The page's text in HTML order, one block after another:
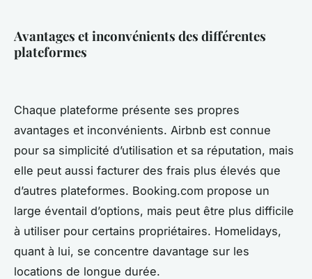
Avantages et inconvénients des différentes
plateformes
Chaque plateforme présente ses propres
avantages et inconvénients. Airbnb est connue
pour sa simplicité d’utilisation et sa réputation, mais
elle peut aussi facturer des frais plus élevés que
d’autres plateformes. Booking.com propose un
large éventail d’options, mais peut être plus difficile
à utiliser pour certains propriétaires. Homelidays,
quant à lui, se concentre davantage sur les
locations de longue durée.